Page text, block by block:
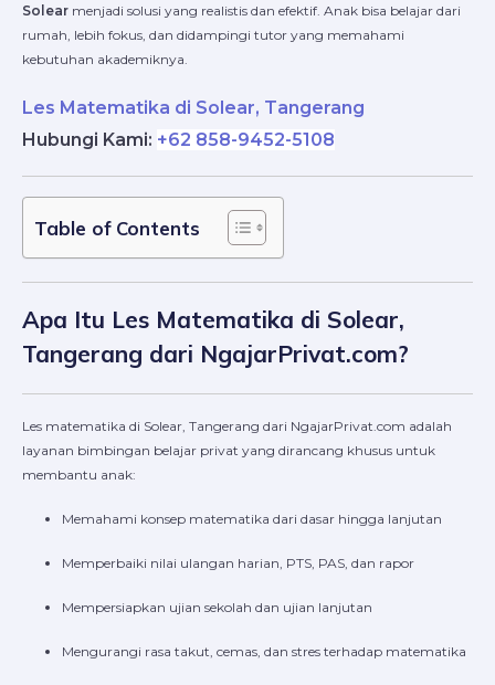
Solear menjadi solusi yang realistis dan efektif. Anak bisa belajar dari
rumah, lebih fokus, dan didampingi tutor yang memahami
kebutuhan akademiknya.
Les Matematika di Solear, Tangerang
Hubungi Kami: +62 858-9452-5108
Table of Contents
Apa Itu Les Matematika di Solear,
Tangerang dari NgajarPrivat.com?
Les matematika di Solear, Tangerang dari NgajarPrivat.com adalah
layanan bimbingan belajar privat yang dirancang khusus untuk
membantu anak:
Memahami konsep matematika dari dasar hingga lanjutan
Memperbaiki nilai ulangan harian, PTS, PAS, dan rapor
Mempersiapkan ujian sekolah dan ujian lanjutan
Mengurangi rasa takut, cemas, dan stres terhadap matematika